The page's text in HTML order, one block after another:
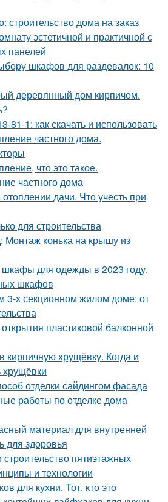
строительство дома на заказ
эстетичной и практичной с
панелей
шкафов для раздевалок: 10
деревянный дом кирпичом.
81-1: как скачать и использовать
частного дома.
что это такое.
частного дома
дачи. Что учесть при
для строительства
Монтаж конька на крышу из
для одежды в 2023 году.
шкафов
3-х секционном жилом доме: от
пластиковой балконной
кирпичную хрущёвку. Когда и
хрущёвки
отделки сайдингом фасада
работы по отделке дома
материал для внутренней
для здоровья
пятиэтажных
и технологии
для кухни. Тот, кто это